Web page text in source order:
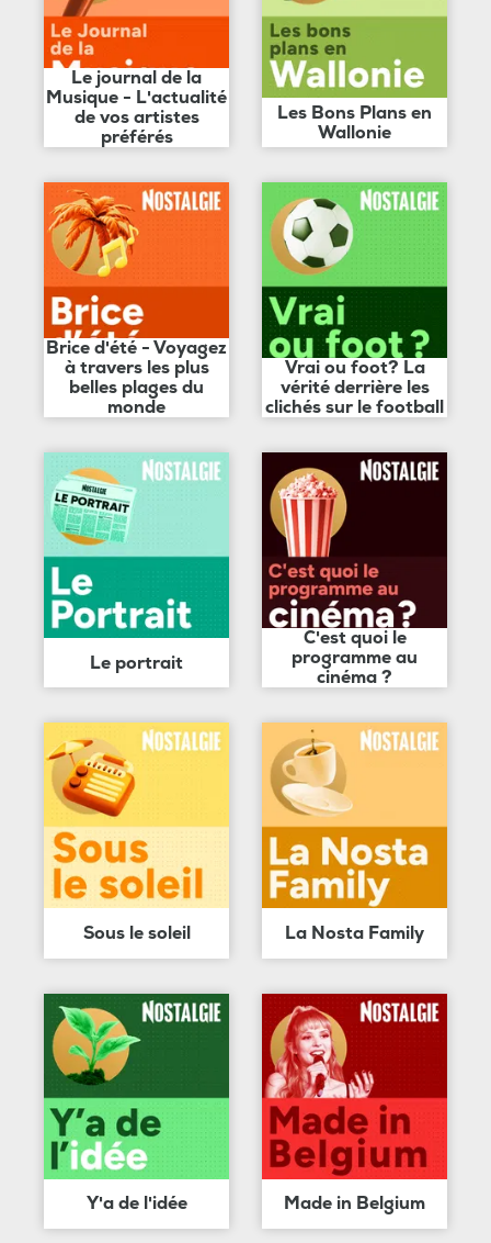
Le journal de la
Musique - L'actualité
de vos artistes
préférés
Les Bons Plans en
Wallonie
Brice d'été - Voyagez
à travers les plus
belles plages du
monde
Vrai ou foot? La
vérité derrière les
clichés sur le football
Le portrait
C'est quoi le
programme au
cinéma ?
Sous le soleil La Nosta Family
Y'a de l'idée Made in Belgium